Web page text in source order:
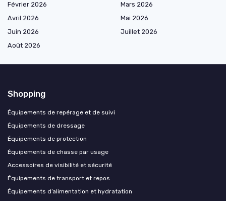
Février 2026
Mars 2026
Avril 2026
Mai 2026
Juin 2026
Juillet 2026
Août 2026
Shopping
Équipements de repérage et de suivi
Équipements de dressage
Équipements de protection
Équipements de chasse par usage
Accessoires de visibilité et sécurité
Équipements de transport et repos
Équipements d’alimentation et hydratation